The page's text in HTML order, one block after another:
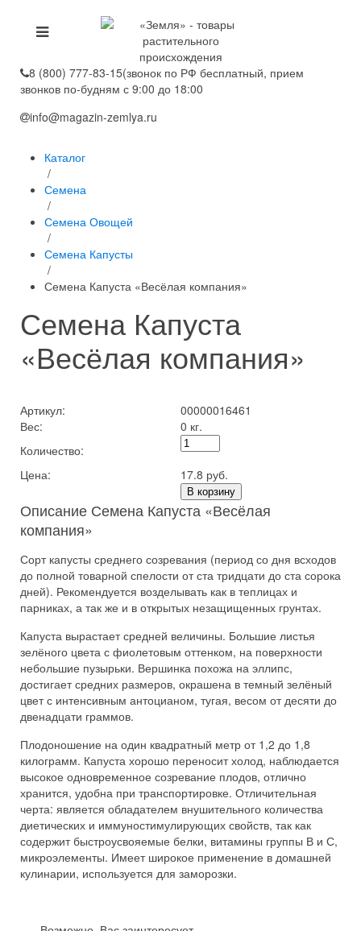
8 (800) 777-83-15(звонок по РФ бесплатный, прием
звонков по-будням с 9:00 до 18:00
info@magazin-zemlya.ru
Каталог
/
Семена
/
Семена Овощей
/
Семена Капусты
/
Семена Капуста «Весёлая компания»
Семена Капуста
«Весёлая компания»
Артикул:
00000016461
Вес:
0 кг.
Количество:
Цена:
17.8 руб.
В корзину
Описание Семена Капуста «Весёлая
компания»
Сорт капусты среднего созревания (период со дня всходов
до полной товарной спелости от ста тридцати до ста сорока
дней). Рекомендуется возделывать как в теплицах и
парниках, а так же и в открытых незащищенных грунтах.
Капуста вырастает средней величины. Большие листья
зелёного цвета с фиолетовым оттенком, на поверхности
небольшие пузырьки. Вершинка похожа на эллипс,
достигает средних размеров, окрашена в темный зелёный
цвет с интенсивным антоцианом, тугая, весом от десяти до
двенадцати граммов.
Плодоношение на один квадратный метр от 1,2 до 1,8
килограмм. Капуста хорошо переносит холод, наблюдается
высокое одновременное созревание плодов, отлично
хранится, удобна при транспортировке. Отличительная
черта: является обладателем внушительного количества
диетических и иммуностимулирующих свойств, так как
содержит быстроусвояемые белки, витамины группы В и С,
микроэлементы. Имеет широкое применение в домашней
кулинарии, используется для заморозки.